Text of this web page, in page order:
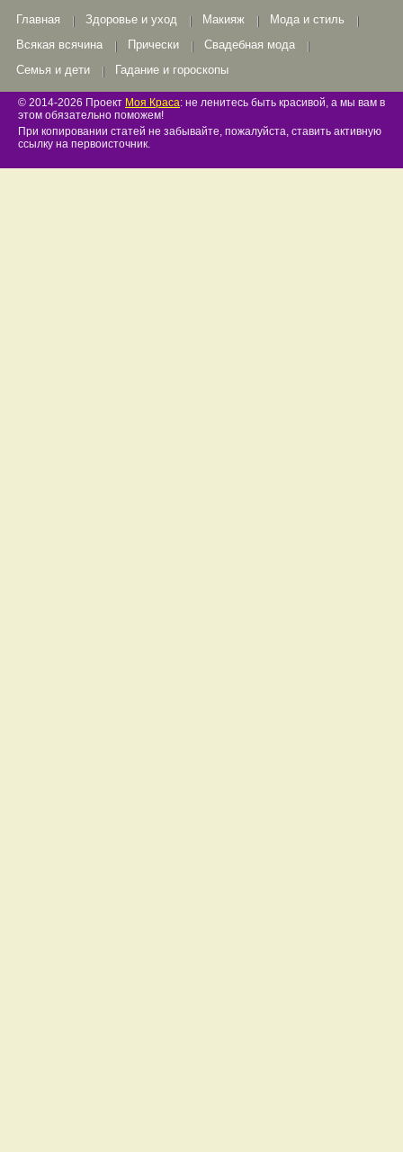
Главная Здоровье и уход Макияж
Мода и стиль
Всякая всячина
Прически
Свадебная мода
Семья и дети
Гадание и гороскопы
© 2014-2026 Проект Моя Краса: не ленитесь быть красивой, а мы вам в
этом обязательно поможем!
При копировании статей не забывайте, пожалуйста, ставить активную
ссылку на первоисточник.